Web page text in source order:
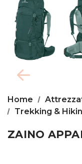
Home
Trekking &
ZAINO